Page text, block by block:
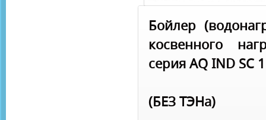
Бойлер
косвенного
серия AQ IND SC
(БЕЗ ТЭНа)